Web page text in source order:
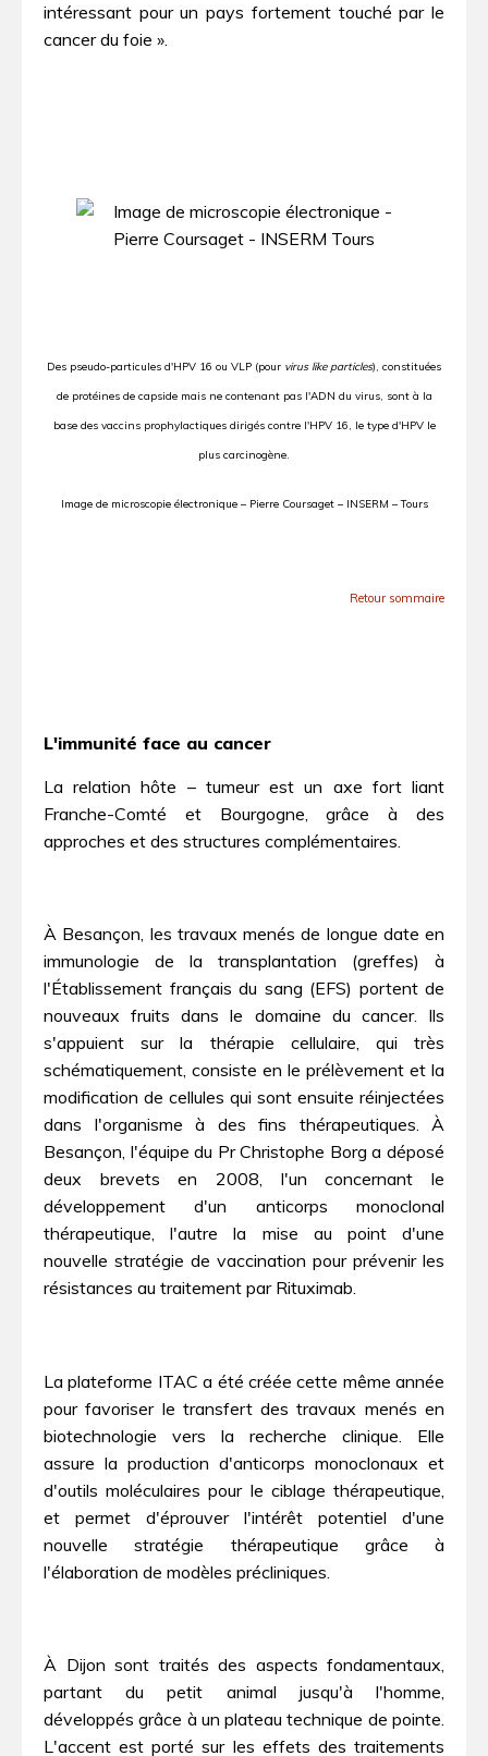
intéressant pour un pays fortement touché par le
cancer du foie ».
Des pseudo-particules d'HPV 16 ou VLP (pour virus like particles), constituées
de protéines de capside mais ne contenant pas l'ADN du virus, sont à la
base des vaccins prophylactiques dirigés contre l'HPV 16, le type d'HPV le
plus carcinogène.
Image de microscopie électronique – Pierre Coursaget – INSERM – Tours
Retour sommaire
L'immunité face au cancer
La relation hôte – tumeur est un axe fort liant
Franche-Comté et Bourgogne, grâce à des
approches et des structures complémentaires.
À Besançon, les travaux menés de longue date en
immunologie de la transplantation (greffes) à
l'Établissement français du sang (EFS) portent de
nouveaux fruits dans le domaine du cancer. Ils
s'appuient sur la thérapie cellulaire, qui très
schématiquement, consiste en le prélèvement et la
modification de cellules qui sont ensuite réinjectées
dans l'organisme à des fins thérapeutiques. À
Besançon, l'équipe du Pr Christophe Borg a déposé
deux brevets en 2008, l'un concernant le
développement d'un anticorps monoclonal
thérapeutique, l'autre la mise au point d'une
nouvelle stratégie de vaccination pour prévenir les
résistances au traitement par Rituximab.
La plateforme ITAC a été créée cette même année
pour favoriser le transfert des travaux menés en
biotechnologie vers la recherche clinique. Elle
assure la production d'anticorps monoclonaux et
d'outils moléculaires pour le ciblage thérapeutique,
et permet d'éprouver l'intérêt potentiel d'une
nouvelle stratégie thérapeutique grâce à
l'élaboration de modèles précliniques.
À Dijon sont traités des aspects fondamentaux,
partant du petit animal jusqu'à l'homme,
développés grâce à un plateau technique de pointe.
L'accent est porté sur les effets des traitements